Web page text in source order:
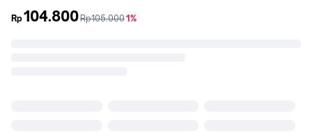
Rp104.800sebelum
Rp105.000diskon
1%